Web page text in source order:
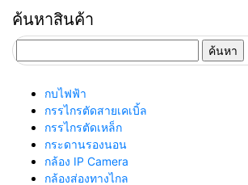
ค้นหาสินค้า
สำหรับ:
กบไฟฟ้า
กรรไกรตัดสายเคเบิ้ล
กรรไกรตัดเหล็ก
กระดานรองนอน
กล้อง IP Camera
กล้องส่องทางไกล